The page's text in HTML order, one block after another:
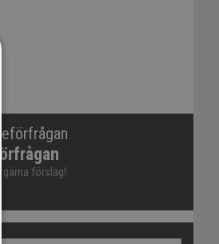
gärna förslag!